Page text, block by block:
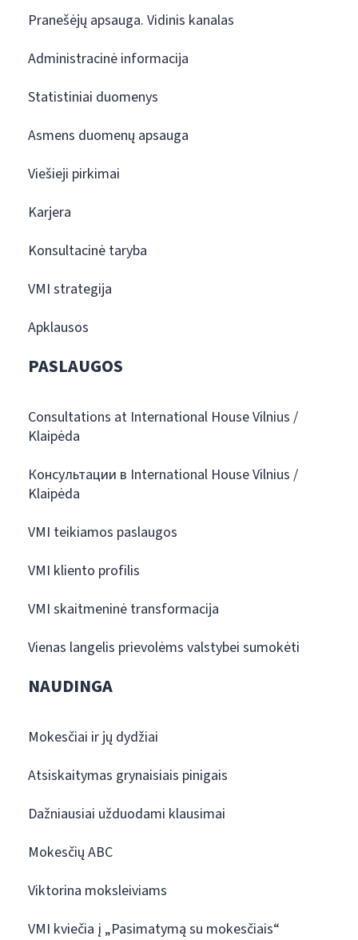
Pranešėjų apsauga. Vidinis kanalas
Administracinė informacija
Statistiniai duomenys
Asmens duomenų apsauga
Viešieji pirkimai
Karjera
Konsultacinė taryba
VMI strategija
Apklausos
PASLAUGOS
Consultations at International House Vilnius /
Klaipėda
Консультации в International House Vilnius /
Klaipėda
VMI teikiamos paslaugos
VMI kliento profilis
VMI skaitmeninė transformacija
Vienas langelis prievolėms valstybei sumokėti
NAUDINGA
Mokesčiai ir jų dydžiai
Atsiskaitymas grynaisiais pinigais
Dažniausiai užduodami klausimai
Mokesčių ABC
Viktorina moksleiviams
VMI kviečia į „Pasimatymą su mokesčiais“